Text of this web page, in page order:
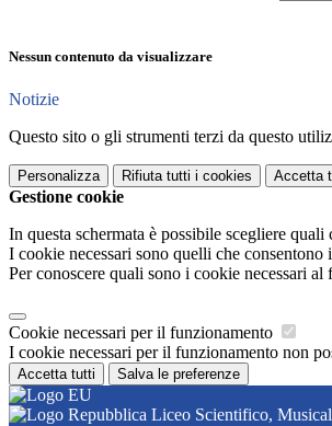
Nessun contenuto da visualizzare
Notizie
Questo sito o gli strumenti terzi da questo
Personalizza Rifiuta tutti i cookies Accetta
Gestione cookie
In questa schermata è possibile scegliere quali
I cookie necessari sono quelli che
Per conoscere quali sono i cookie necessari
Cookie necessari per il funzionamento
I cookie necessari per il funzionamento non
Accetta tutti Salva le preferenze
Liceo Scientifico,